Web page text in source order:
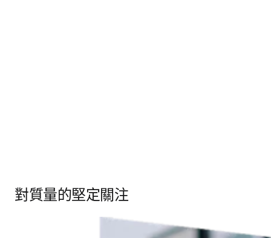
對質量的堅定關注